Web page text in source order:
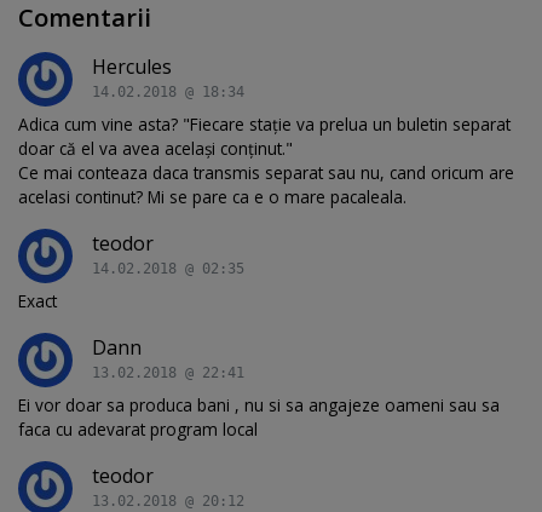
Comentarii
Hercules
14.02.2018 @ 18:34
Adica cum vine asta? "Fiecare stație va prelua un buletin separat
doar că el va avea același conținut."
Ce mai conteaza daca transmis separat sau nu, cand oricum are
acelasi continut? Mi se pare ca e o mare pacaleala.
teodor
14.02.2018 @ 02:35
Exact
Dann
13.02.2018 @ 22:41
Ei vor doar sa produca bani , nu si sa angajeze oameni sau sa
faca cu adevarat program local
teodor
13.02.2018 @ 20:12